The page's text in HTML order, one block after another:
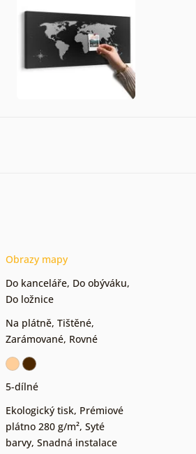
Obrazy mapy
Do kanceláře, Do obýváku,
Do ložnice
Na plátně, Tištěné,
Zarámované, Rovné
5-dílné
Ekologický tisk, Prémiové
plátno 280 g/m², Syté
barvy, Snadná instalace